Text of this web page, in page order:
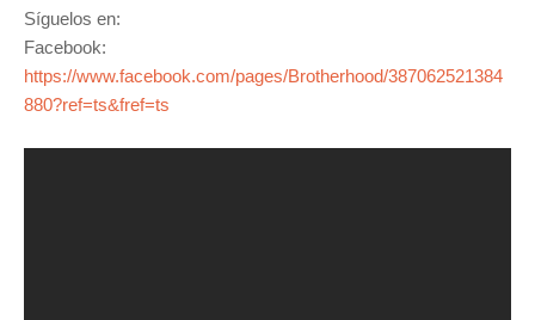
Síguelos en:
Facebook:
https://www.facebook.com/pages/Brotherhood/387062521384
880?ref=ts&fref=ts